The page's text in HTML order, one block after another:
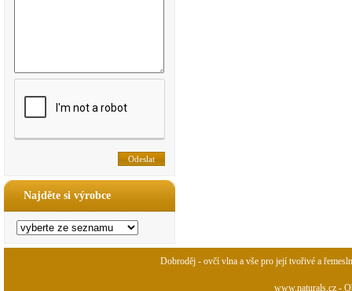
Najděte si výrobce
Dobroděj - ovčí vlna a vše pro její tvořivé a
www.naturals.cz -